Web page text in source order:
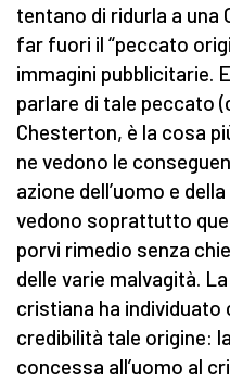
tentano di ridurla a una
far fuori il “peccato
immagini pubblicitarie.
parlare di tale peccato
Chesterton, è la cosa
ne vedono le
azione dell’uomo e
vedono soprattutto
porvi rimedio senza
delle varie malvagità.
cristiana ha individuato
credibilità tale origine:
concessa all’uomo al